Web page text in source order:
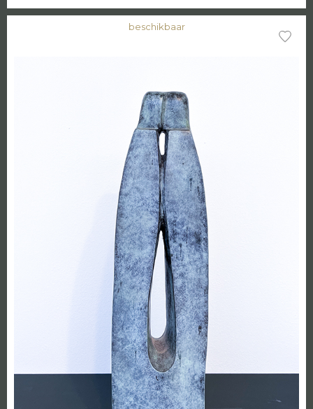
beschikbaar